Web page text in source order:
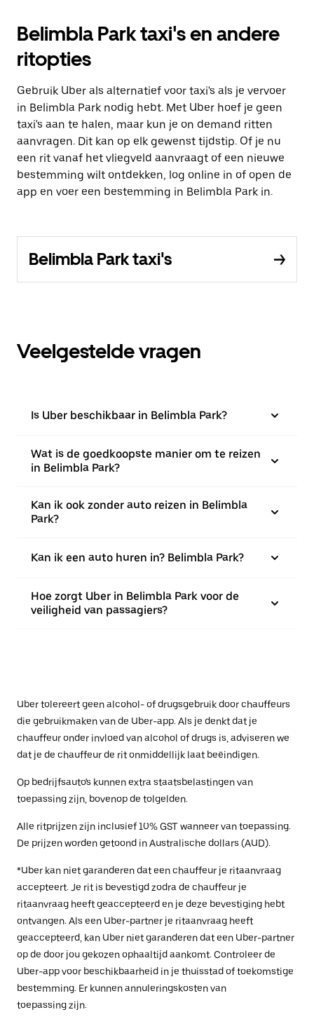
Belimbla Park taxi's en andere
ritopties
Gebruik Uber als alternatief voor taxi's als je vervoer
in Belimbla Park nodig hebt. Met Uber hoef je geen
taxi's aan te halen, maar kun je on demand ritten
aanvragen. Dit kan op elk gewenst tijdstip. Of je nu
een rit vanaf het vliegveld aanvraagt of een nieuwe
bestemming wilt ontdekken, log online in of open de
app en voer een bestemming in Belimbla Park in.
Belimbla Park taxi's
Veelgestelde vragen
Is Uber beschikbaar in Belimbla Park?
Wat is de goedkoopste manier om te reizen
in Belimbla Park?
Kan ik ook zonder auto reizen in Belimbla
Park?
Kan ik een auto huren in? Belimbla Park?
Hoe zorgt Uber in Belimbla Park voor de
veiligheid van passagiers?
Uber tolereert geen alcohol- of drugsgebruik door chauffeurs
die gebruikmaken van de Uber-app. Als je denkt dat je
chauffeur onder invloed van alcohol of drugs is, adviseren we
dat je de chauffeur de rit onmiddellijk laat beëindigen.
Op bedrijfsauto's kunnen extra staatsbelastingen van
toepassing zijn, bovenop de tolgelden.
Alle ritprijzen zijn inclusief 10% GST wanneer van toepassing.
De prijzen worden getoond in Australische dollars (AUD).
*Uber kan niet garanderen dat een chauffeur je ritaanvraag
accepteert. Je rit is bevestigd zodra de chauffeur je
ritaanvraag heeft geaccepteerd en je deze bevestiging hebt
ontvangen. Als een Uber-partner je ritaanvraag heeft
geaccepteerd, kan Uber niet garanderen dat een Uber-partner
op de door jou gekozen ophaaltijd aankomt. Controleer de
Uber-app voor beschikbaarheid in je thuisstad of toekomstige
bestemming. Er kunnen annuleringskosten van
toepassing zijn.